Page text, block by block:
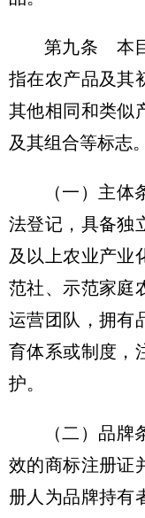
第九条 本
指在农产品及其
其他相同和类似
及其组合等标志
（一）主
法登记，具备独
及以上农业产业
范社、示范家庭
运营团队，拥有
育体系或制度，
护。
（二）品
效的商标注册证
册人为品牌持有